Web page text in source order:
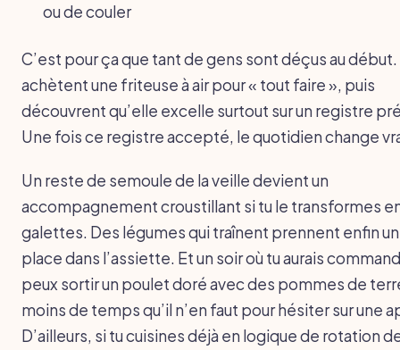
ou de couler
C’est pour ça que tant de gens sont déçus au début.
achètent une friteuse à air pour « tout faire », puis
découvrent qu’elle excelle surtout sur un registre
Une fois ce registre accepté, le quotidien change
Un reste de semoule de la veille devient un
accompagnement croustillant si tu le transformes
galettes. Des légumes qui traînent prennent enfin
place dans l’assiette. Et un soir où tu aurais
peux sortir un poulet doré avec des pommes de
moins de temps qu’il n’en faut pour hésiter sur une
D’ailleurs, si tu cuisines déjà en logique de rotation